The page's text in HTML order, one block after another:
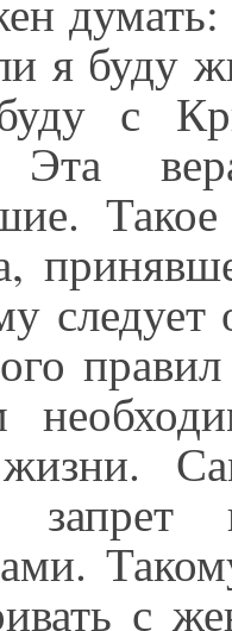
я буду
с
Эта
следует
жизни.
с